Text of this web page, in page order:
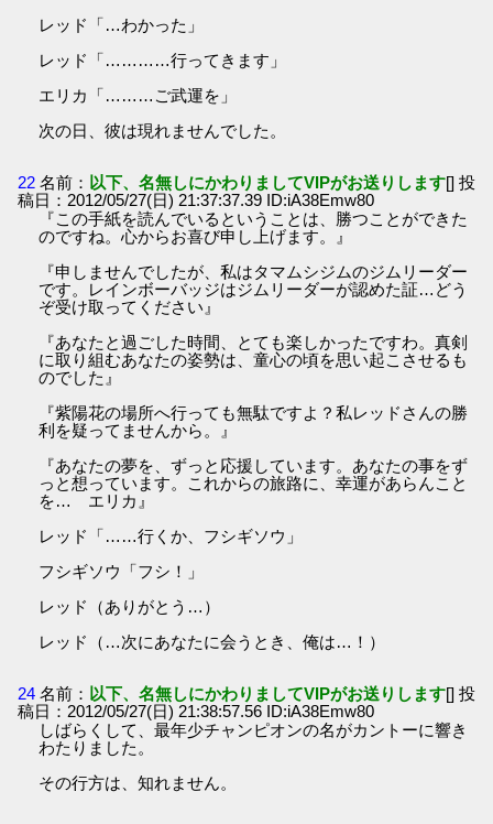
レッド「…わかった」
レッド「…………行ってきます」
エリカ「………ご武運を」
次の日、彼は現れませんでした。
22 名前： 以下、名無しにかわりましてVIPがお送りします[] 投
稿日：2012/05/27(日) 21:37:37.39 ID:iA38Emw80
『この手紙を読んでいるということは、勝つことができた
のですね。心からお喜び申し上げます。』
『申しませんでしたが、私はタマムシジムのジムリーダー
です。レインボーバッジはジムリーダーが認めた証…どう
ぞ受け取ってください』
『あなたと過ごした時間、とても楽しかったですわ。真剣
に取り組むあなたの姿勢は、童心の頃を思い起こさせるも
のでした』
『紫陽花の場所へ行っても無駄ですよ？私レッドさんの勝
利を疑ってませんから。』
『あなたの夢を、ずっと応援しています。あなたの事をず
っと想っています。これからの旅路に、幸運があらんこと
を… エリカ』
レッド「……行くか、フシギソウ」
フシギソウ「フシ！」
レッド（ありがとう…）
レッド（…次にあなたに会うとき、俺は…！）
24 名前： 以下、名無しにかわりましてVIPがお送りします[] 投
稿日：2012/05/27(日) 21:38:57.56 ID:iA38Emw80
しばらくして、最年少チャンピオンの名がカントーに響き
わたりました。
その行方は、知れません。